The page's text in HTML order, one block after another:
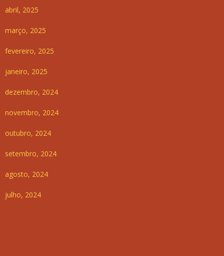
abril, 2025
março, 2025
fevereiro, 2025
janeiro, 2025
dezembro, 2024
novembro, 2024
outubro, 2024
setembro, 2024
agosto, 2024
julho, 2024